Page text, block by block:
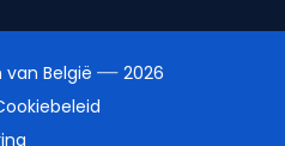
België
2026